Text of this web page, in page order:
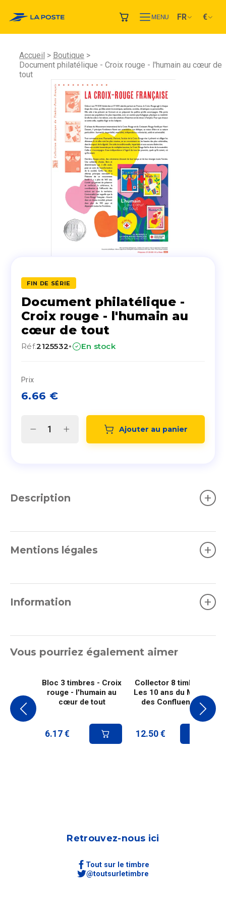
MENU FR €
Accueil
Boutique
Document philatélique - Croix rouge - l'humain au cœur de
tout
FIN DE SÉRIE
Document philatélique -
Croix rouge - l'humain au
cœur de tout
Réf.2125532· En stock
Prix
6.66 €
Ajouter au panier
Description +
Mentions légales +
Information +
Vous pourriez également aimer
Bloc 3 timbres - Croix
rouge - l'humain au
cœur de tout
6.17 €
Collector 8 timbres -
Les 10 ans du Musée
des Confluences
12.50 €
Retrouvez-nous ici
Tout sur le timbre
@toutsurletimbre